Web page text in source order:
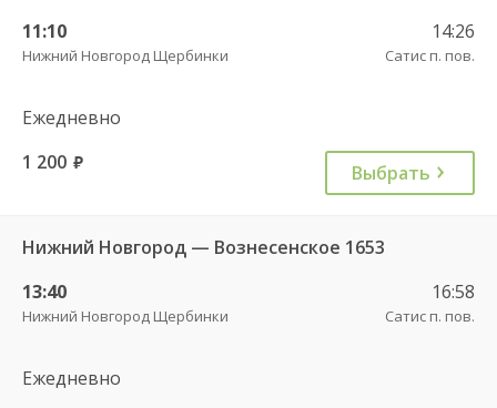
11:10
Нижний Новгород Щербинки
14:26
Сатис п. пов.
Ежедневно
1 200 руб. Выбрать
Нижний Новгород — Вознесенское 1653
13:40
Нижний Новгород Щербинки
16:58
Сатис п. пов.
Ежедневно